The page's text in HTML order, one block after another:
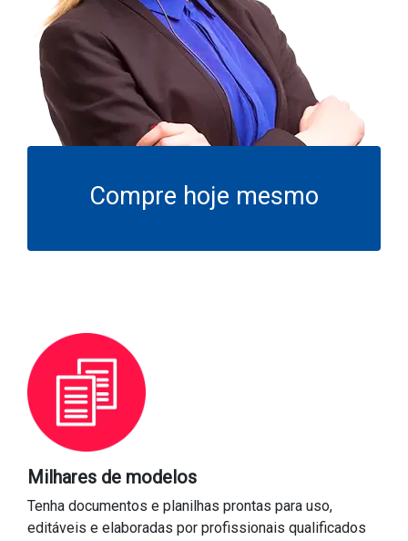
Compre hoje mesmo
Milhares de modelos
Tenha documentos e planilhas prontas para uso,
editáveis e elaboradas por profissionais qualificados